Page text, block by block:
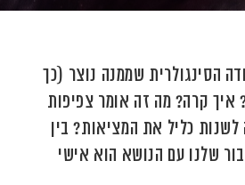
הסינגולרית שממנה נוצר (כך
איך קרה? מה זה אומר צפיפות
לשנות כליל את המציאות? בין
שלנו עם הנושא הוא אישי